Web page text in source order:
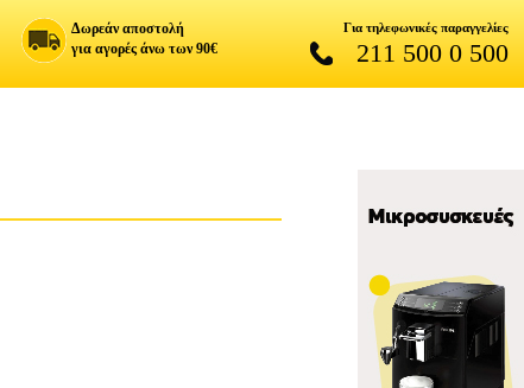
Δωρεάν αποστολή
για αγορές άνω των 90€
Για τηλεφωνικές παραγγελίες
211 500 0 500